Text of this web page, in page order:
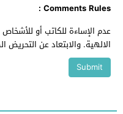
Comments Rules :
عدم الإساءة للكاتب أو
الالهية. والابتعاد عن